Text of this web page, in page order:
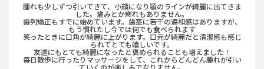
腫れも少しずつ引いてきて、小顔になり顎のラインが綺麗に出てきま
した。痛みとか痺れもありません。
歯列矯正もすでに始めています。歯茎に若干の違和感はありますが、
もう慣れたし今では何でも食べられます
笑ったときに口角が綺麗に上がります。口元が綺麗だと清潔感も感じ
られてとても嬉しいです。
友達にもとても綺麗になったと褒められることも増えました！
毎日散歩に行ったりマッサージをして、これからどんどん腫れが引い
ていくのが楽しみでなりません。